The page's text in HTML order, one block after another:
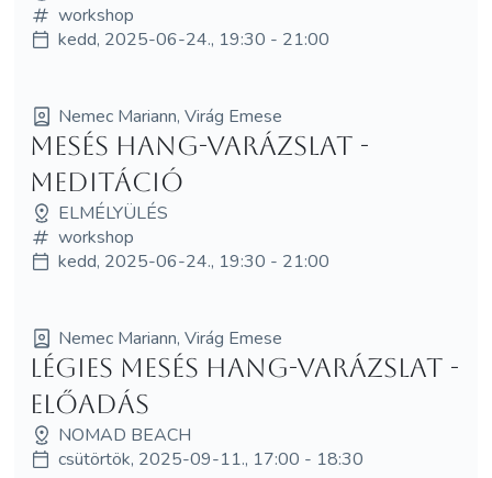
workshop
kedd, 2025-06-24., 19:30 - 21:00
Nemec Mariann, Virág Emese
Mesés hang-varázslat -
meditáció
ELMÉLYÜLÉS
workshop
kedd, 2025-06-24., 19:30 - 21:00
Nemec Mariann, Virág Emese
Légies Mesés hang-varázslat -
ELŐADÁS
NOMAD BEACH
csütörtök, 2025-09-11., 17:00 - 18:30